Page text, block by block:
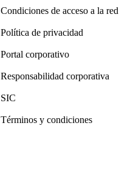
Condiciones de acceso a la red
Política de privacidad
Portal corporativo
Responsabilidad corporativa
SIC
Términos y condiciones